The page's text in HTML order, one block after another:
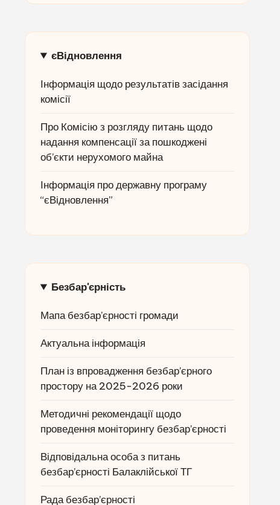
єВідновлення
Інформація щодо результатів засідання
комісії
Про Комісію з розгляду питань щодо
надання компенсації за пошкоджені
об’єкти нерухомого майна
Інформація про державну програму
“єВідновлення”
Безбар'єрність
Мапа безбар’єрності громади
Актуальна інформація
План із впровадження безбар’єрного
простору на 2025-2026 роки
Методичні рекомендації щодо
проведення моніторингу безбар’єрності
Відповідальна особа з питань
безбар’єрності Балаклійської ТГ
Рада безбар’єрності